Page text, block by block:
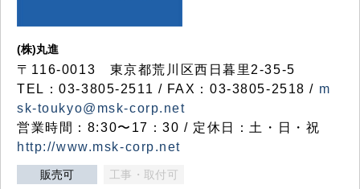
(株)丸進
〒116-0013 東京都荒川区西日暮里2-35-5
TEL：03-3805-2511 / FAX：03-3805-2518 / m
sk-toukyo@msk-corp.net
営業時間：8:30〜17：30 / 定休日：土・日・祝
http://www.msk-corp.net
販売可 工事・取付可